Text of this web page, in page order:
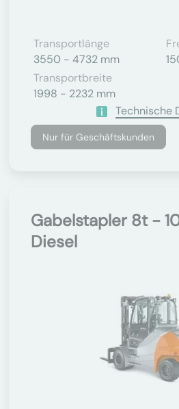
Transportlänge
3550 - 4732 mm
Transportbreite
1998 - 2232 mm
Technische
Nur für Geschäftskunden
Gabelstapler 8t -
Diesel